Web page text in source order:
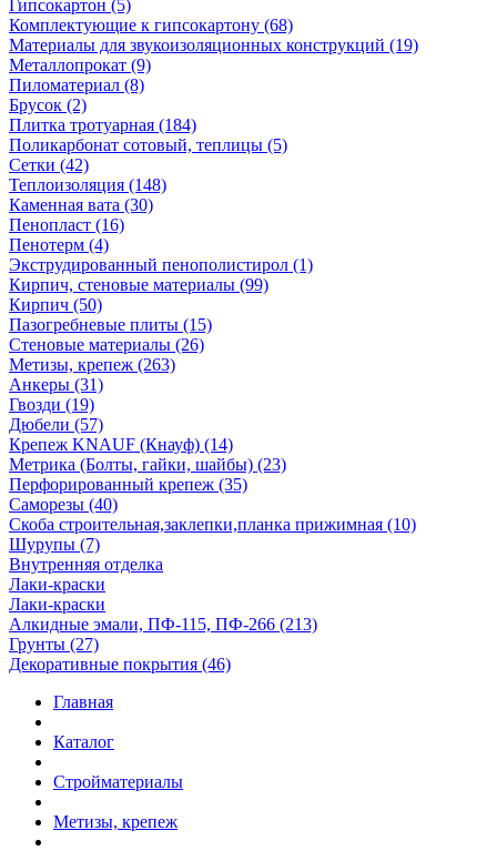
Гипсокартон (5)
Комплектующие к гипсокартону (68)
Материалы для звукоизоляционных конструкций (19)
Металлопрокат (9)
Пиломатериал (8)
Брусок (2)
Плитка тротуарная (184)
Поликарбонат сотовый, теплицы (5)
Сетки (42)
Теплоизоляция (148)
Каменная вата (30)
Пенопласт (16)
Пенотерм (4)
Экструдированный пенополистирол (1)
Кирпич, стеновые материалы (99)
Кирпич (50)
Пазогребневые плиты (15)
Стеновые материалы (26)
Метизы, крепеж (263)
Анкеры (31)
Гвозди (19)
Дюбели (57)
Крепеж KNAUF (Кнауф) (14)
Метрика (Болты, гайки, шайбы) (23)
Перфорированный крепеж (35)
Саморезы (40)
Скоба строительная,заклепки,планка прижимная (10)
Шурупы (7)
Внутренняя отделка
Лаки-краски
Лаки-краски
Алкидные эмали, ПФ-115, ПФ-266 (213)
Грунты (27)
Декоративные покрытия (46)
Главная
Каталог
Стройматериалы
Метизы, крепеж